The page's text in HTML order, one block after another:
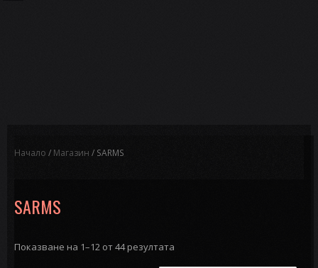
Начало / Магазин / SARMS
SARMS
Показване на 1–12 от 44 резултата